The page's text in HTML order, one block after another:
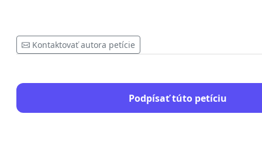
Kontaktovať autora petície
Podpísať túto petíciu